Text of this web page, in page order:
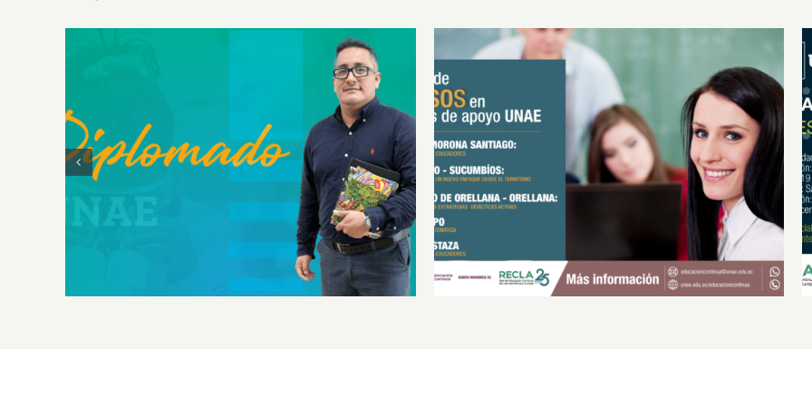
Diplomado en Investigación Educativa Cursos en Centros de Apoyo UNAE